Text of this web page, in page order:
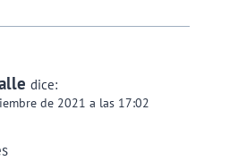
dice:
de 2021 a las 17:02